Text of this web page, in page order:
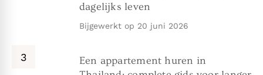
dagelijks leven
Bijgewerkt op 20 juni 2026
Een appartement huren in